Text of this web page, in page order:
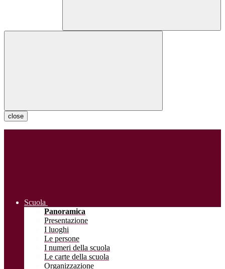
close
Scuola
Panoramica
Presentazione
I luoghi
Le persone
I numeri della scuola
Le carte della scuola
Organizzazione